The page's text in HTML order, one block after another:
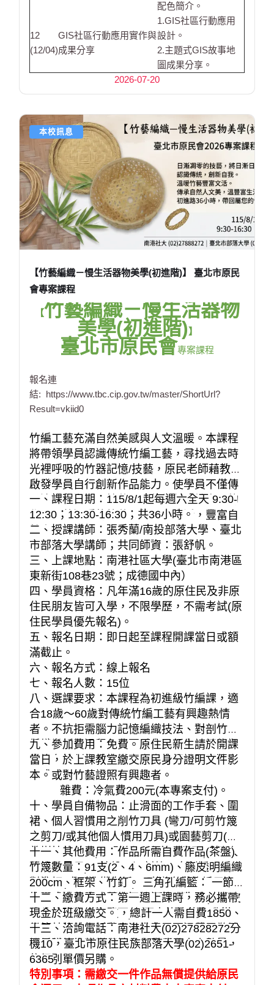
配色簡介。
12
(12/04)
GIS社區行動應用實作與
成果分享
1.GIS社區行動應用
設計。
2.主題式GIS故事地
圖成果分享。
2026-07-20
本校訊息
【竹藝編織－慢生活器物美學(初進階)】 臺北市原民
會專案課程
【竹藝編織－慢生活器物
美學(初進階)】
臺北市原民會專案課程
報名連
結: https://www.tbc.cip.gov.tw/master/ShortUrl?
Result=vkiid0
竹編工藝充滿自然美感與人文溫暖。本課程
將帶領學員認識傳統竹編工藝，尋找過去時
光裡呼吸的竹器記憶/技藝，原民老師藉教學
啟發學員自行創新作品能力。使學員不僅傳
承這項日漸凋零技藝，更能編製屬於自己的
作品，將溫暖的竹藝器物帶回生活，豐富自
然人文之美。
一、課程日期：115/8/1起每週六全天 9:30-
12:30；13:30-16:30；共36小時。
二、授課講師：張秀蘭/南投部落大學、臺北
市部落大學講師；共同師資：張舒帆。
三、上課地點：南港社區大學(臺北市南港區
東新街108巷23號；成德國中內）
四、學員資格：凡年滿16歲的原住民及非原
住民朋友皆可入學，不限學歷，不需考試(原
住民學員優先報名)。
五、報名日期：即日起至課程開課當日或額
滿截止。
六、報名方式：線上報名
七、報名人數：15位
八、選課要求：本課程為初進級竹編課，適
合18歲～60歲對傳統竹編工藝有興趣熱情
者。不抗拒需腦力記憶編織技法、對剖竹或
編織彎折等過程，需要手力及眼力、可能有
些許有竹刺傷手情形不產生抗拒，願意獨立
完成或對竹藝證照有興趣者。
九、參加費用：免費。原住民新生請於開課
當日，於上課教室繳交原民身分證明文件影
本。
雜費：冷氣費200元(本專案支付)。
十、學員自備物品：止滑面的工作手套、圍
裙、個人習慣用之削竹刀具 (彎刀/可剪竹篾
之剪刀/或其他個人慣用刀具)或園藝剪刀(可
剪樹枝的剪刀) 、砂紙、噴壺、捲尺(或個人
習慣用長尺)、轉盤、切割墊、自製透明編織
對準板(或可準備白紙)、建議自備收編用之
白膠或速乾膠、固定用竹子的小夾子(夾面1
公分的強力小夾即可)、可夾竹篾的尖嘴鉗、
鉛筆、細美術紙膠帶，若有需要平鋪置於地
面編製，也可自行攜帶小凳子。
十一、其他費用：作品所需自費作品(茶盤)
竹篾數量：91支(2、4、6mm)、籐皮
200cm、框架、竹釘。 三角孔編籃： 一節竹
篾21支，立身二節4支，底稱一節2支，籐皮
200cm, 框二節2支，總計一人需自費1850
元。若依時價浮動，多出費用可退費。有需
要另購竹篾材料，可自行依所需大小數量，
依個別單價另購。
十二、繳費方式：第一週上課時，務必攜帶
現金於班級繳交。
十三、洽詢電話：南港社大(02)27828272分
機10，臺北市原住民族部落大學(02)2651-
6365
特別事項：需繳交一件作品無償提供給原民